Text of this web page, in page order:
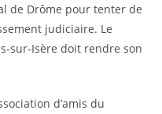
de Drôme pour tenter de
judiciaire. Le
sur-Isère doit rendre son
d’amis du